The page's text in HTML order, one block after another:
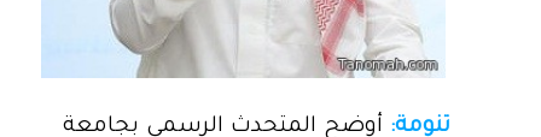
تنومة: أوضح المتحدث الرسمي بجامعة